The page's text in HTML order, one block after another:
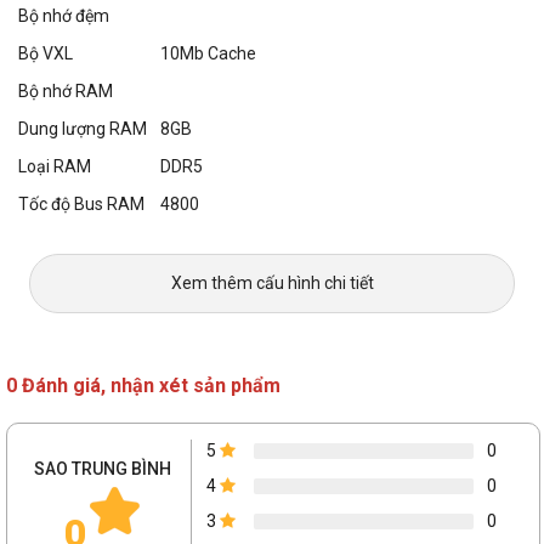
Bộ nhớ đệm
Bộ VXL
10Mb Cache
Bộ nhớ RAM
Dung lượng RAM
8GB
Loại RAM
DDR5
Tốc độ Bus RAM
4800
đa
64GB
Khe cắm RAM
Dung lượng ổ
512GB
SSD
Chuẩn ổ cứng
M.2 NVMeTM PCIe® 4.0 SSD
Ổ quang
Xem thêm cấu hình chi tiết
0 Đánh giá, nhận xét sản phẩm
SAO TRUNG BÌNH
0
5
0
4
0
3
0